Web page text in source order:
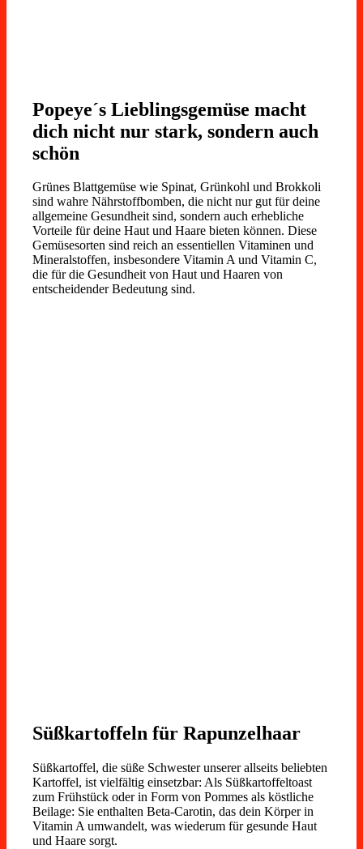
Popeye´s Lieblingsgemüse macht
dich nicht nur stark, sondern auch
schön
Grünes Blattgemüse wie Spinat, Grünkohl und Brokkoli
sind wahre Nährstoffbomben, die nicht nur gut für deine
allgemeine Gesundheit sind, sondern auch erhebliche
Vorteile für deine Haut und Haare bieten können. Diese
Gemüsesorten sind reich an essentiellen Vitaminen und
Mineralstoffen, insbesondere Vitamin A und Vitamin C,
die für die Gesundheit von Haut und Haaren von
entscheidender Bedeutung sind.
Süßkartoffeln für Rapunzelhaar
Süßkartoffel, die süße Schwester unserer allseits beliebten
Kartoffel, ist vielfältig einsetzbar: Als Süßkartoffeltoast
zum Frühstück oder in Form von Pommes als köstliche
Beilage: Sie enthalten Beta-Carotin, das dein Körper in
Vitamin A umwandelt, was wiederum für gesunde Haut
und Haare sorgt.